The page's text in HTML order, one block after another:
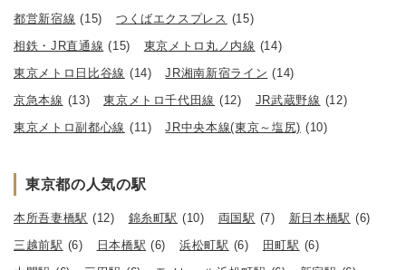
都営新宿線 (15) つくばエクスプレス (15)
相鉄・JR直通線 (15) 東京メトロ丸ノ内線 (14)
東京メトロ日比谷線 (14) JR湘南新宿ライン (14)
京急本線 (13) 東京メトロ千代田線 (12) JR武蔵野線 (12)
東京メトロ副都心線 (11) JR中央本線(東京～塩尻) (10)
東京都の人気の駅
本所吾妻橋駅 (12) 錦糸町駅 (10) 両国駅 (7) 新日本橋駅 (6)
三越前駅 (6) 日本橋駅 (6) 浜松町駅 (6) 田町駅 (6)